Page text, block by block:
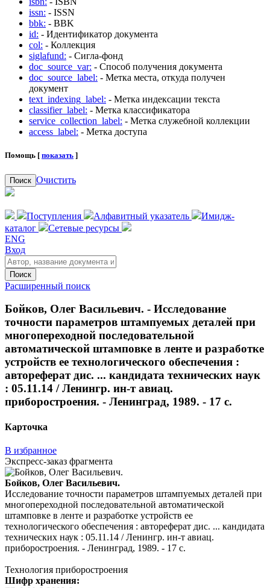
issn: - ISSN
bbk: - BBK
id: - Идентификатор документа
col: - Коллекция
siglafund: - Сигла-фонд
doc_source_var: - Способ получения документа
doc_source_label: - Метка места, откуда получен
документ
text_indexing_label: - Метка индексации текста
classifier_label: - Метка классификатора
service_collection_label: - Метка служебной коллекции
access_label: - Метка доступа
Помощь [ показать ]
Поиск Очистить
Поступления Алфавитный указатель
Имидж-
каталог
Сетевые ресурсы
ENG
Вход
Поиск
Расширенный поиск
Бойков, Олег Васильевич. - Исследование
точности параметров штампуемых деталей при
многопереходной последовательной
автоматической штамповке в ленте и разработке
устройств ее технологического обеспечения :
автореферат дис. ... кандидата технических наук
: 05.11.14 / Ленингр. ин-т авиац.
приборостроения. - Ленинград, 1989. - 17 с.
Карточка
В избранное
Экспресс-заказ фрагмента
Бойков, Олег Васильевич.
Исследование точности параметров штампуемых деталей при
многопереходной последовательной автоматической
штамповке в ленте и разработке устройств ее
технологического обеспечения : автореферат дис. ... кандидата
технических наук : 05.11.14 / Ленингр. ин-т авиац.
приборостроения. - Ленинград, 1989. - 17 с.
Технология приборостроения
Шифр хранения: